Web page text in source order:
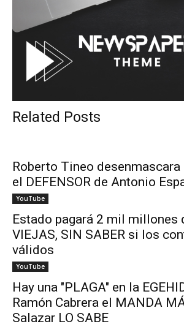
Related Posts
Roberto Tineo
el DEFENSOR de Antonio
YouTube
Estado pagará 2 mil millones
VIEJAS, SIN SABER si los
válidos
YouTube
Hay una "PLAGA" en la
Ramón Cabrera el MANDA
Salazar LO SABE